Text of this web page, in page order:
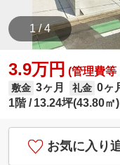
1 / 4
3.9万円 (管理費等
敷金 3ヶ月 礼金 0ヶ
1階
13.24坪(43.80㎡)
お気に入り